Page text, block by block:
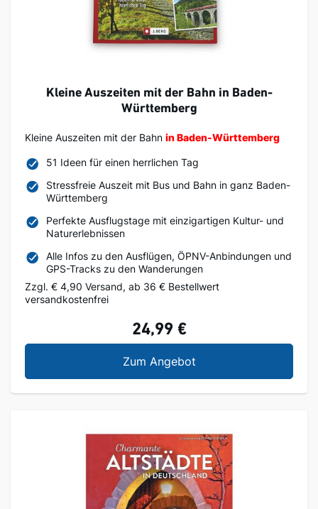
Kleine Auszeiten mit der Bahn in Baden-
Württemberg
Kleine Auszeiten mit der Bahn in Baden-Württemberg
51 Ideen für einen herrlichen Tag
Stressfreie Auszeit mit Bus und Bahn in ganz Baden-
Württemberg
Perfekte Ausflugstage mit einzigartigen Kultur- und
Naturerlebnissen
Alle Infos zu den Ausflügen, ÖPNV-Anbindungen und
GPS-Tracks zu den Wanderungen
Zzgl. € 4,90 Versand, ab 36 € Bestellwert
versandkostenfrei
24,99 €
Zum AngebotKleine Auszeiten mit